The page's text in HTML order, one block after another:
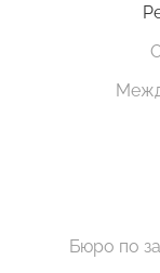
Бюро по